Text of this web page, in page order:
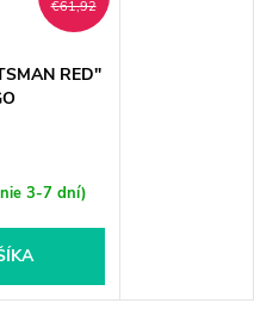
€61,92
RED"
3-7 dní)